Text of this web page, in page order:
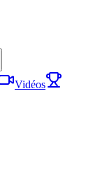
Vidéos